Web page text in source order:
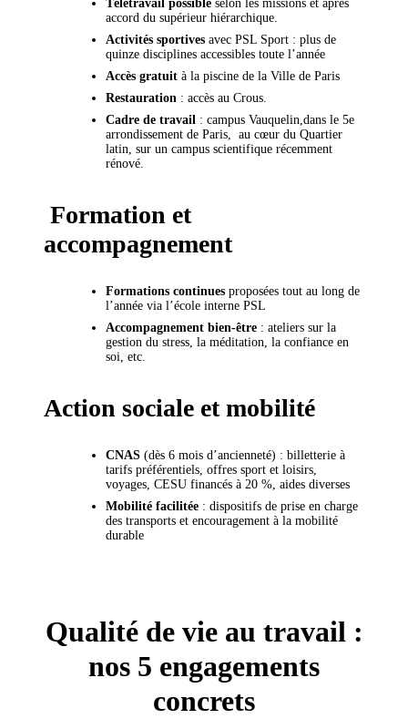
Télétravail possible selon les missions et après
accord du supérieur hiérarchique.
Activités sportives avec PSL Sport : plus de
quinze disciplines accessibles toute l’année
Accès gratuit à la piscine de la Ville de Paris
Restauration : accès au Crous.
Cadre de travail : campus Vauquelin,dans le 5e
arrondissement de Paris, au cœur du Quartier
latin, sur un campus scientifique récemment
rénové.
Formation et
accompagnement
Formations continues proposées tout au long de
l’année via l’école interne PSL
Accompagnement bien-être : ateliers sur la
gestion du stress, la méditation, la confiance en
soi, etc.
Action sociale et mobilité
CNAS (dès 6 mois d’ancienneté) : billetterie à
tarifs préférentiels, offres sport et loisirs,
voyages, CESU financés à 20 %, aides diverses
Mobilité facilitée : dispositifs de prise en charge
des transports et encouragement à la mobilité
durable
Qualité de vie au travail :
nos 5 engagements
concrets